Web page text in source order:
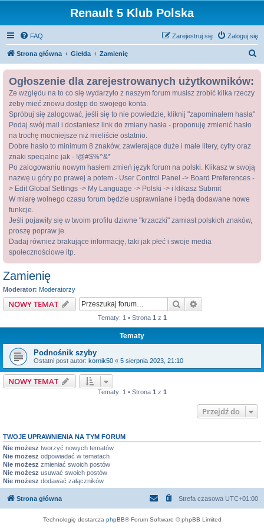
Renault 5 Klub Polska
FAQ Zaloguj się
Zarejestruj się
Strona główna Giełda Zamienię
Ogłoszenie dla zarejestrowanych użytkowników:
Ze względu na to co się wydarzyło z naszym forum musisz zrobić kilka rzeczy
żeby mieć znowu dostęp do swojego konta.
Spróbuj się zalogować, jeśli się to nie powiedzie, kliknij "zapominałem hasła"
Podaj swój mail i dostaniesz link do zmiany hasła - proponuję zmienić hasło
na trochę mocniejsze niż mieliście ostatnio.
Dobre hasło to minimum 8 znaków, zawierające duże i małe litery, cyfry oraz
znaki specjalne jak - !@#$%^&*
Po zalogowaniu nowym hasłem zmień język forum na polski. Klikasz w swoją
nazwę u góry po prawej a potem - User Control Panel -> Board Preferences -
> Edit Global Settings -> My Language -> Polski -> i klikasz Submit
W miarę wolnego czasu forum będzie usprawniane i będą dodawane nowe
funkcje.
Jeśli pojawiły się w twoim profilu dziwne "krzaczki" zamiast polskich znaków,
proszę popraw je.
Dadaj również brakujące informację, taki jak płeć i swoje media
społecznościowe itp.
Zamienię
Moderator: Moderatorzy
NOWY TEMAT Szukaj
Tematy: 1 • Strona 1 z 1
Tematy
Podnośnik szyby
Ostatni post autor: kornik50 « 5 sierpnia 2023, 21:10
NOWY TEMAT
Tematy: 1 • Strona 1 z 1
Przejdź do
TWOJE UPRAWNIENIA NA TYM FORUM
Nie możesz tworzyć nowych tematów
Nie możesz odpowiadać w tematach
Nie możesz zmieniać swoich postów
Nie możesz usuwać swoich postów
Nie możesz dodawać załączników
Strona główna Strefa czasowa UTC+01:00
Technologię dostarcza phpBB® Forum Software © phpBB Limited